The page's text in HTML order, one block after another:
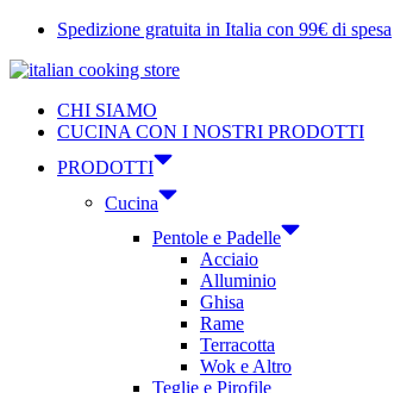
contenuto
Spedizione gratuita in Italia con 99€ di spesa
CHI SIAMO
CUCINA CON I NOSTRI PRODOTTI
PRODOTTI
Cucina
Pentole e Padelle
Acciaio
Alluminio
Ghisa
Rame
Terracotta
Wok e Altro
Teglie e Pirofile